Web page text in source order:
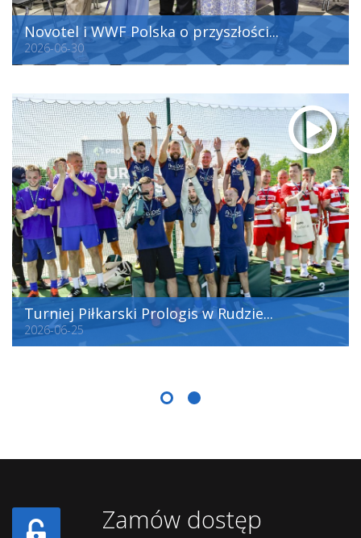
Novotel i WWF Polska o przyszłości...
2026-06-30
Turniej Piłkarski Prologis w Rudzie...
2026-06-25
Zamów dostęp